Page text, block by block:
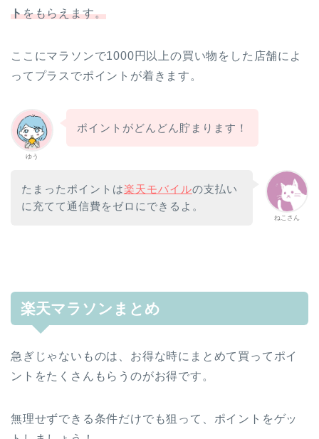
トをもらえます。
ここにマラソンで1000円以上の買い物をした店舗によ
ってプラスでポイントが着きます。
ゆう
ポイントがどんどん貯まります！
ねこさん
たまったポイントは楽天モバイルの支払い
に充てて通信費をゼロにできるよ。
楽天マラソンまとめ
急ぎじゃないものは、お得な時にまとめて買ってポイ
ントをたくさんもらうのがお得です。
無理せずできる条件だけでも狙って、ポイントをゲッ